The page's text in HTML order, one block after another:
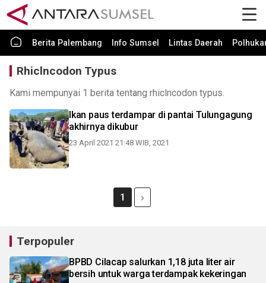
Berita Palembang Info Sumsel Lintas Daerah
Rhiclncodon Typus
Kami mempunyai 1 berita tentang rhiclncodon typus.
Ikan paus terdampar di pantai Tulungagung
akhirnya dikubur
23 April 2021 21:48 WIB, 2021
1
Terpopuler
BPBD Cilacap salurkan 1,18 juta liter air
bersih untuk warga terdampak kekeringan